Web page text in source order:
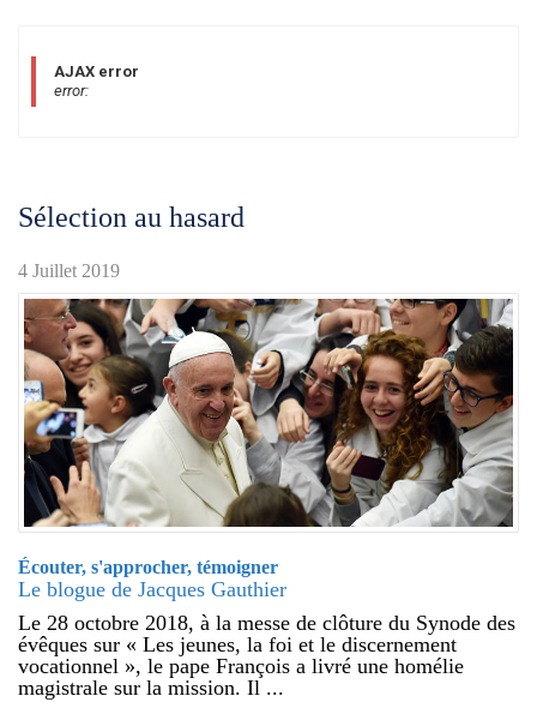
AJAX error
error:
Sélection au hasard
4 Juillet 2019
Écouter, s'approcher, témoigner
Le blogue de Jacques Gauthier
Le 28 octobre 2018, à la messe de clôture du Synode des
évêques sur « Les jeunes, la foi et le discernement
vocationnel », le pape François a livré une homélie
magistrale sur la mission. Il ...